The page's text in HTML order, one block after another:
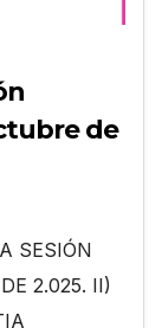
de
SESIÓN
2.025. II)